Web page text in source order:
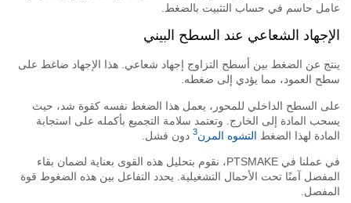
حاسم في حساب التثبيت بالضغط.
الشعاعي عند السطح البيني
عن الضغط بين أسطح التزاوج إجهاد شعاعي. هذا الإجهاد ضاغط على
العمود، مما يؤدي إلى ضغطه.
السطح الداخلي للمحور، يعمل هذا الضغط نفسه كقوة شد، حيث
المادة إلى الخارج. وتعتمد سلامة التجميع بأكمله على استجابة
لهذا الضغطالتشوه المرن3 دون فشل.
في عملنا في PTSMAKE، نقوم بتحليل هذه القوى بعناية لضمان بقاء
آمنًا تحت الأحمال التشغيلية. يحدد التفاعل بين هذه الضغوط قوة